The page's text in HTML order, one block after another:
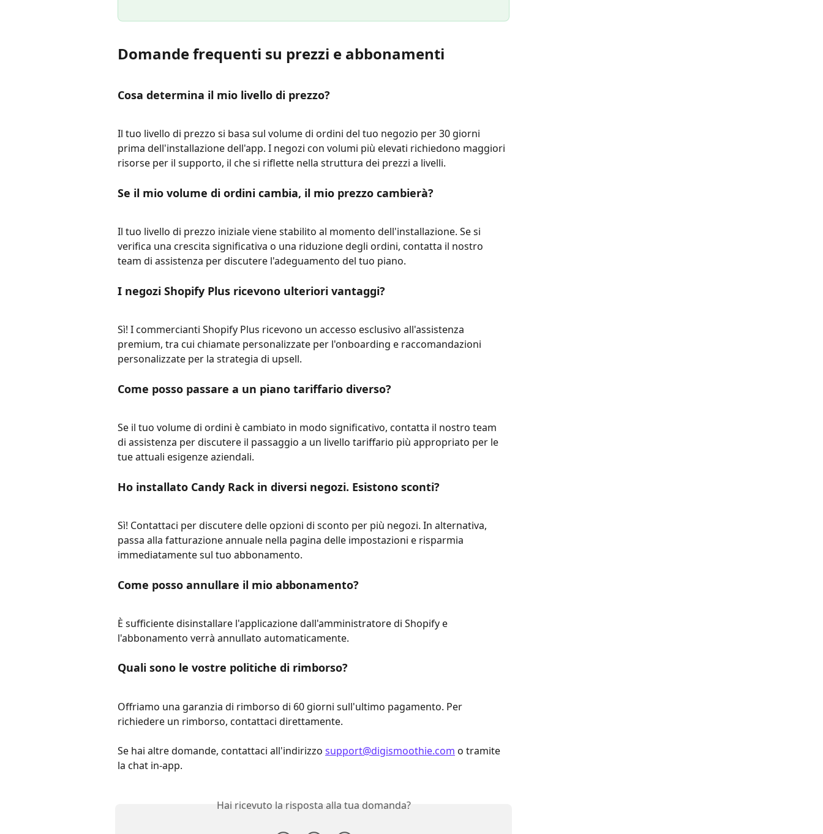
Domande frequenti su prezzi e abbonamenti
Cosa determina il mio livello di prezzo?
Il tuo livello di prezzo si basa sul volume di ordini del tuo negozio per 30 giorni
prima dell'installazione dell'app. I negozi con volumi più elevati richiedono maggiori
risorse per il supporto, il che si riflette nella struttura dei prezzi a livelli.
Se il mio volume di ordini cambia, il mio prezzo cambierà?
Il tuo livello di prezzo iniziale viene stabilito al momento dell'installazione. Se si
verifica una crescita significativa o una riduzione degli ordini, contatta il nostro
team di assistenza per discutere l'adeguamento del tuo piano.
I negozi Shopify Plus ricevono ulteriori vantaggi?
Sì! I commercianti Shopify Plus ricevono un accesso esclusivo all'assistenza
premium, tra cui chiamate personalizzate per l'onboarding e raccomandazioni
personalizzate per la strategia di upsell.
Come posso passare a un piano tariffario diverso?
Se il tuo volume di ordini è cambiato in modo significativo, contatta il nostro team
di assistenza per discutere il passaggio a un livello tariffario più appropriato per le
tue attuali esigenze aziendali.
Ho installato Candy Rack in diversi negozi. Esistono sconti?
Sì! Contattaci per discutere delle opzioni di sconto per più negozi. In alternativa,
passa alla fatturazione annuale nella pagina delle impostazioni e risparmia
immediatamente sul tuo abbonamento.
Come posso annullare il mio abbonamento?
È sufficiente disinstallare l'applicazione dall'amministratore di Shopify e
l'abbonamento verrà annullato automaticamente.
Quali sono le vostre politiche di rimborso?
Offriamo una garanzia di rimborso di 60 giorni sull'ultimo pagamento. Per
richiedere un rimborso, contattaci direttamente.
Se hai altre domande, contattaci all'indirizzo support@digismoothie.com o tramite
la chat in-app.
Hai ricevuto la risposta alla tua domanda?